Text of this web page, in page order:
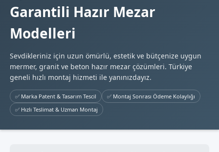
Garantili Hazır Mezar
Modelleri
Sevdikleriniz için uzun ömürlü, estetik ve bütçenize uygun
mermer, granit ve beton hazır mezar çözümleri. Türkiye
geneli hızlı montaj hizmeti ile yanınızdayız.
✅ Marka Patent & Tasarım Tescil
✅ Montaj Sonrası Ödeme Kolaylığı
✅ Hızlı Teslimat & Uzman Montaj